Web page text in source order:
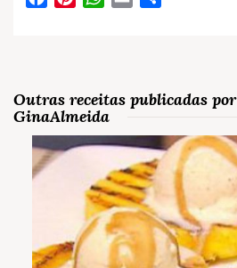
Outras receitas publicadas por
GinaAlmeida